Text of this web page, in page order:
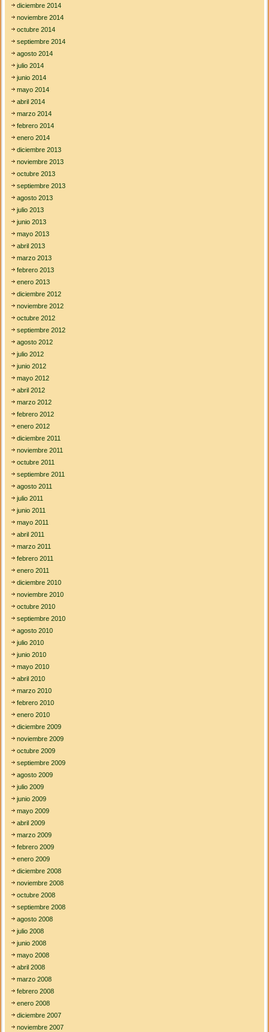
diciembre 2014
noviembre 2014
octubre 2014
septiembre 2014
agosto 2014
julio 2014
junio 2014
mayo 2014
abril 2014
marzo 2014
febrero 2014
enero 2014
diciembre 2013
noviembre 2013
octubre 2013
septiembre 2013
agosto 2013
julio 2013
junio 2013
mayo 2013
abril 2013
marzo 2013
febrero 2013
enero 2013
diciembre 2012
noviembre 2012
octubre 2012
septiembre 2012
agosto 2012
julio 2012
junio 2012
mayo 2012
abril 2012
marzo 2012
febrero 2012
enero 2012
diciembre 2011
noviembre 2011
octubre 2011
septiembre 2011
agosto 2011
julio 2011
junio 2011
mayo 2011
abril 2011
marzo 2011
febrero 2011
enero 2011
diciembre 2010
noviembre 2010
octubre 2010
septiembre 2010
agosto 2010
julio 2010
junio 2010
mayo 2010
abril 2010
marzo 2010
febrero 2010
enero 2010
diciembre 2009
noviembre 2009
octubre 2009
septiembre 2009
agosto 2009
julio 2009
junio 2009
mayo 2009
abril 2009
marzo 2009
febrero 2009
enero 2009
diciembre 2008
noviembre 2008
octubre 2008
septiembre 2008
agosto 2008
julio 2008
junio 2008
mayo 2008
abril 2008
marzo 2008
febrero 2008
enero 2008
diciembre 2007
noviembre 2007